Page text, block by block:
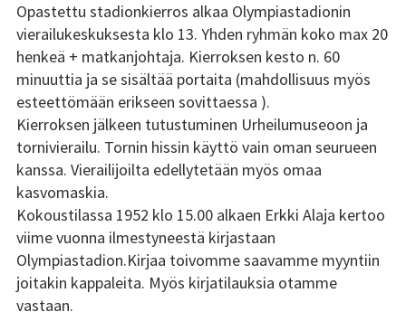
Jäsenyys
Historia
Toiminta
Tsilari
Mediakortti
Tsilari 2021
Tsilari 2020
Opastettu stadionkierros alkaa Olympiastadionin
vierailukeskuksesta klo 13. Yhden ryhmän koko max 20
henkeä + matkanjohtaja. Kierroksen kesto n. 60
minuuttia ja se sisältää portaita (mahdollisuus myös
esteettömään erikseen sovittaessa ).
Kierroksen jälkeen tutustuminen Urheilumuseoon ja
tornivierailu. Tornin hissin käyttö vain oman seurueen
kanssa. Vierailijoilta edellytetään myös omaa
kasvomaskia.
Kokoustilassa 1952 klo 15.00 alkaen Erkki Alaja kertoo
viime vuonna ilmestyneestä kirjastaan
Olympiastadion.Kirjaa toivomme saavamme myyntiin
joitakin kappaleita. Myös kirjatilauksia otamme
vastaan.